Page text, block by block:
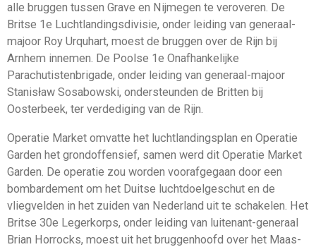
alle bruggen tussen Grave en Nijmegen te veroveren. De
Britse 1e Luchtlandingsdivisie, onder leiding van generaal-
majoor Roy Urquhart, moest de bruggen over de Rijn bij
Arnhem innemen. De Poolse 1e Onafhankelijke
Parachutistenbrigade, onder leiding van generaal-majoor
Stanisław Sosabowski, ondersteunden de Britten bij
Oosterbeek, ter verdediging van de Rijn.
Operatie Market omvatte het luchtlandingsplan en Operatie
Garden het grondoffensief, samen werd dit Operatie Market
Garden. De operatie zou worden voorafgegaan door een
bombardement om het Duitse luchtdoelgeschut en de
vliegvelden in het zuiden van Nederland uit te schakelen. Het
Britse 30e Legerkorps, onder leiding van luitenant-generaal
Brian Horrocks, moest uit het bruggenhoofd over het Maas-